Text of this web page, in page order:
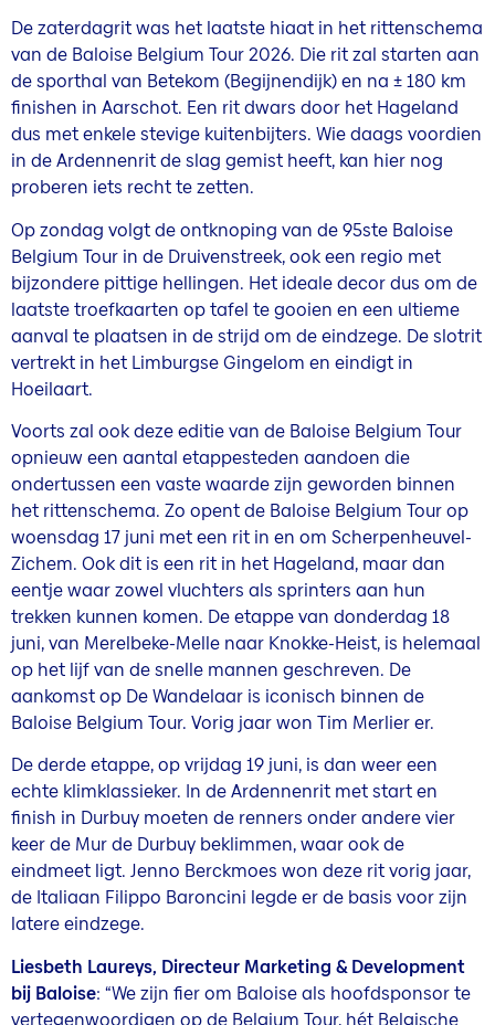
De zaterdagrit was het laatste hiaat in het rittenschema
van de Baloise Belgium Tour 2026. Die rit zal starten aan
de sporthal van Betekom (Begijnendijk) en na ± 180 km
finishen in Aarschot. Een rit dwars door het Hageland
dus met enkele stevige kuitenbijters. Wie daags voordien
in de Ardennenrit de slag gemist heeft, kan hier nog
proberen iets recht te zetten.
Op zondag volgt de ontknoping van de 95ste Baloise
Belgium Tour in de Druivenstreek, ook een regio met
bijzondere pittige hellingen. Het ideale decor dus om de
laatste troefkaarten op tafel te gooien en een ultieme
aanval te plaatsen in de strijd om de eindzege. De slotrit
vertrekt in het Limburgse Gingelom en eindigt in
Hoeilaart.
Voorts zal ook deze editie van de Baloise Belgium Tour
opnieuw een aantal etappesteden aandoen die
ondertussen een vaste waarde zijn geworden binnen
het rittenschema. Zo opent de Baloise Belgium Tour op
woensdag 17 juni met een rit in en om Scherpenheuvel-
Zichem. Ook dit is een rit in het Hageland, maar dan
eentje waar zowel vluchters als sprinters aan hun
trekken kunnen komen. De etappe van donderdag 18
juni, van Merelbeke-Melle naar Knokke-Heist, is helemaal
op het lijf van de snelle mannen geschreven. De
aankomst op De Wandelaar is iconisch binnen de
Baloise Belgium Tour. Vorig jaar won Tim Merlier er.
De derde etappe, op vrijdag 19 juni, is dan weer een
echte klimklassieker. In de Ardennenrit met start en
finish in Durbuy moeten de renners onder andere vier
keer de Mur de Durbuy beklimmen, waar ook de
eindmeet ligt. Jenno Berckmoes won deze rit vorig jaar,
de Italiaan Filippo Baroncini legde er de basis voor zijn
latere eindzege.
Liesbeth Laureys, Directeur Marketing & Development
bij Baloise: “We zijn fier om Baloise als hoofdsponsor te
vertegenwoordigen op de Belgium Tour, hét Belgische